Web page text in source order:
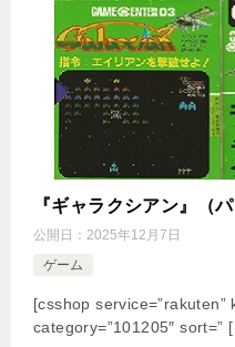
『ギャラクシアン』（
公開日： 2025年12月7日
ゲーム
[csshop service=”rakuten”
category=”101205″ sort=”